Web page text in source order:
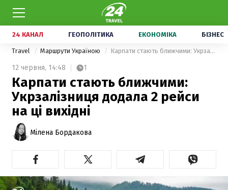
24 КАНАЛ ГЕОПОЛІТИКА ЕКОНОМІКА БІЗНЕС
Travel Маршрути Україною Карпати стають ближчими: Укрзалізниця додала 2 рейси на ці вихідні
12 червня, 14:48 1
Карпати стають ближчими:
Укрзалізниця додала 2 рейси
на ці вихідні
Мілена Бордакова